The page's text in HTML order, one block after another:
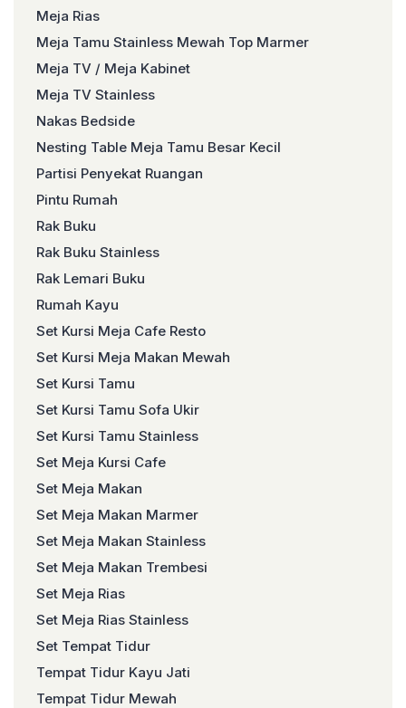
Meja Rias
Meja Tamu Stainless Mewah Top Marmer
Meja TV / Meja Kabinet
Meja TV Stainless
Nakas Bedside
Nesting Table Meja Tamu Besar Kecil
Partisi Penyekat Ruangan
Pintu Rumah
Rak Buku
Rak Buku Stainless
Rak Lemari Buku
Rumah Kayu
Set Kursi Meja Cafe Resto
Set Kursi Meja Makan Mewah
Set Kursi Tamu
Set Kursi Tamu Sofa Ukir
Set Kursi Tamu Stainless
Set Meja Kursi Cafe
Set Meja Makan
Set Meja Makan Marmer
Set Meja Makan Stainless
Set Meja Makan Trembesi
Set Meja Rias
Set Meja Rias Stainless
Set Tempat Tidur
Tempat Tidur Kayu Jati
Tempat Tidur Mewah